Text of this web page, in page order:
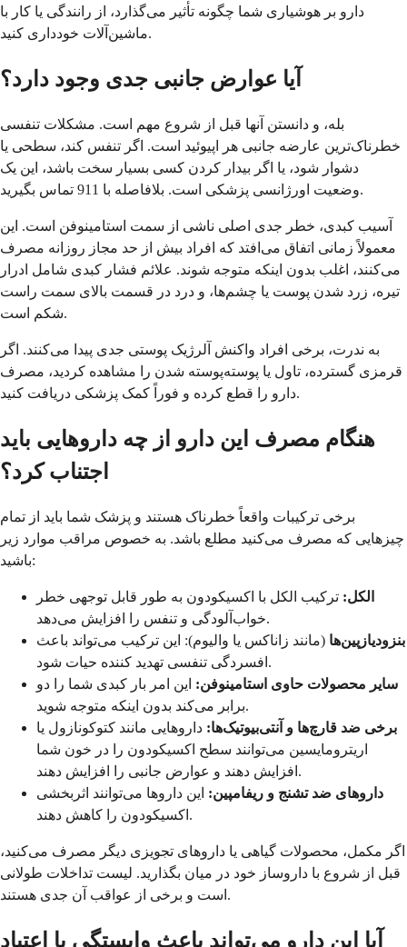
دارو بر هوشیاری شما چگونه تأثیر می‌گذارد، از رانندگی یا کار با
ماشین‌آلات خودداری کنید.
آیا عوارض جانبی جدی وجود دارد؟
بله، و دانستن آنها قبل از شروع مهم است. مشکلات تنفسی
خطرناک‌ترین عارضه جانبی هر اپیوئید است. اگر تنفس کند، سطحی یا
دشوار شود، یا اگر بیدار کردن کسی بسیار سخت باشد، این یک
وضعیت اورژانسی پزشکی است. بلافاصله با 911 تماس بگیرید.
آسیب کبدی، خطر جدی اصلی ناشی از سمت استامینوفن است. این
معمولاً زمانی اتفاق می‌افتد که افراد بیش از حد مجاز روزانه مصرف
می‌کنند، اغلب بدون اینکه متوجه شوند. علائم فشار کبدی شامل ادرار
تیره، زرد شدن پوست یا چشم‌ها، و درد در قسمت بالای سمت راست
شکم است.
به ندرت، برخی افراد واکنش آلرژیک پوستی جدی پیدا می‌کنند. اگر
قرمزی گسترده، تاول یا پوسته‌پوسته شدن را مشاهده کردید، مصرف
دارو را قطع کرده و فوراً کمک پزشکی دریافت کنید.
هنگام مصرف این دارو از چه داروهایی باید
اجتناب کرد؟
برخی ترکیبات واقعاً خطرناک هستند و پزشک شما باید از تمام
چیزهایی که مصرف می‌کنید مطلع باشد. به خصوص مراقب موارد زیر
باشید:
الکل: ترکیب الکل با اکسیکودون به طور قابل توجهی خطر
خواب‌آلودگی و تنفس را افزایش می‌دهد.
بنزودیازپین‌ها (مانند زاناکس یا والیوم): این ترکیب می‌تواند باعث
افسردگی تنفسی تهدید کننده حیات شود.
سایر محصولات حاوی استامینوفن: این امر بار کبدی شما را دو
برابر می‌کند بدون اینکه متوجه شوید.
برخی ضد قارچ‌ها و آنتی‌بیوتیک‌ها: داروهایی مانند کتوکونازول یا
اریترومایسین می‌توانند سطح اکسیکودون را در خون شما
افزایش دهند و عوارض جانبی را افزایش دهند.
داروهای ضد تشنج و ریفامپین: این داروها می‌توانند اثربخشی
اکسیکودون را کاهش دهند.
اگر مکمل، محصولات گیاهی یا داروهای تجویزی دیگر مصرف می‌کنید،
قبل از شروع با داروساز خود در میان بگذارید. لیست تداخلات طولانی
است و برخی از عواقب آن جدی هستند.
آیا این دارو می‌تواند باعث وابستگی یا اعتیاد